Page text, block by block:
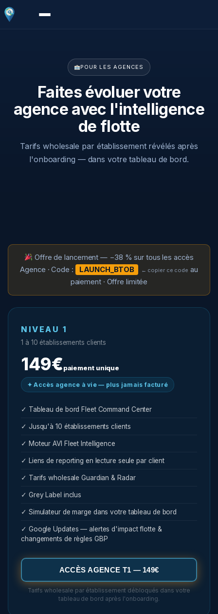
POUR LES AGENCES
Faites évoluer votre
agence avec l'intelligence
de flotte
Tarifs wholesale par établissement révélés après
l'onboarding — dans votre tableau de bord.
Offre de lancement — −38 % sur tous les accès
Agence · Code :
LAUNCH_BTOB ← copier ce code au
paiement · Offre limitée
NIVEAU 1
1 à 10 établissements clients
149€paiement unique
✦ Accès agence à vie — plus jamais facturé
✓ Tableau de bord Fleet Command Center
✓ Jusqu'à 10 établissements clients
✓ Moteur AVI Fleet Intelligence
✓ Liens de reporting en lecture seule par client
✓ Tarifs wholesale Guardian & Radar
✓ Grey Label inclus
✓ Simulateur de marge dans votre tableau de bord
✓ Google Updates — alertes d'impact flotte &
changements de règles GBP
ACCÈS AGENCE T1 — 149€
Tarifs wholesale par établissement débloqués dans votre
tableau de bord après l'onboarding.